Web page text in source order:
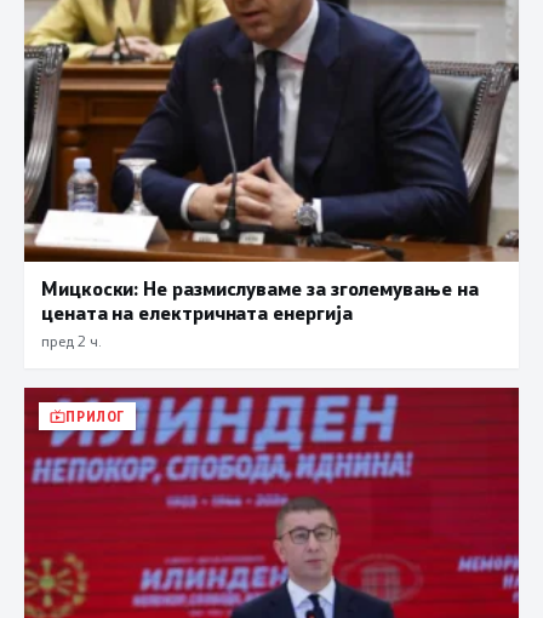
Мицкоски: Не размислуваме за зголемување на
цената на електричната енергија
пред 2 ч.
ПРИЛОГ